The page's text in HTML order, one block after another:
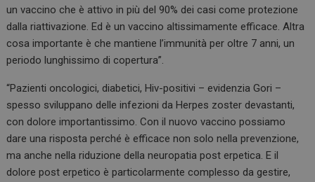
un vaccino che è attivo in più del 90% dei casi come protezione
dalla riattivazione. Ed è un vaccino altissimamente efficace. Altra
cosa importante è che mantiene l’immunità per oltre 7 anni, un
periodo lunghissimo di copertura”.
“Pazienti oncologici, diabetici, Hiv-positivi – evidenzia Gori –
spesso sviluppano delle infezioni da Herpes zoster devastanti,
con dolore importantissimo. Con il nuovo vaccino possiamo
dare una risposta perché è efficace non solo nella prevenzione,
ma anche nella riduzione della neuropatia post erpetica. E il
dolore post erpetico è particolarmente complesso da gestire,